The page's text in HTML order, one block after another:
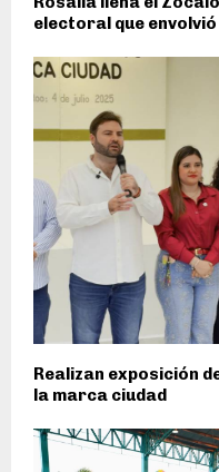
electoral que
Realizan exposición
la marca ciudad